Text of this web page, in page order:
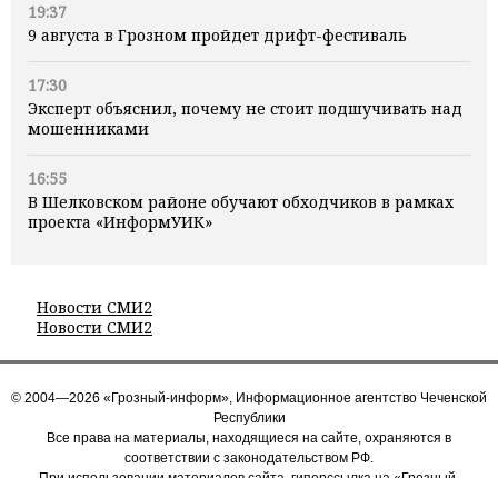
19:37
9 августа в Грозном пройдет дрифт-фестиваль
17:30
Эксперт объяснил, почему не стоит подшучивать над
мошенниками
16:55
В Шелковском районе обучают обходчиков в рамках
проекта «ИнформУИК»
Новости СМИ2
Новости СМИ2
© 2004—2026 «Грозный-информ», Информационное агентство Чеченской
Республики
Все права на материалы, находящиеся на сайте, охраняются в
соответствии с законодательством РФ.